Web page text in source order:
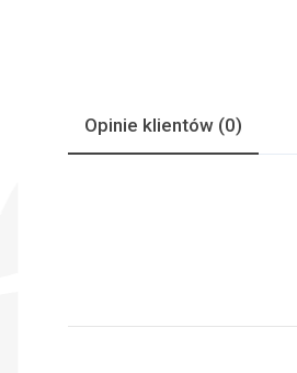
Opinie klientów (0)